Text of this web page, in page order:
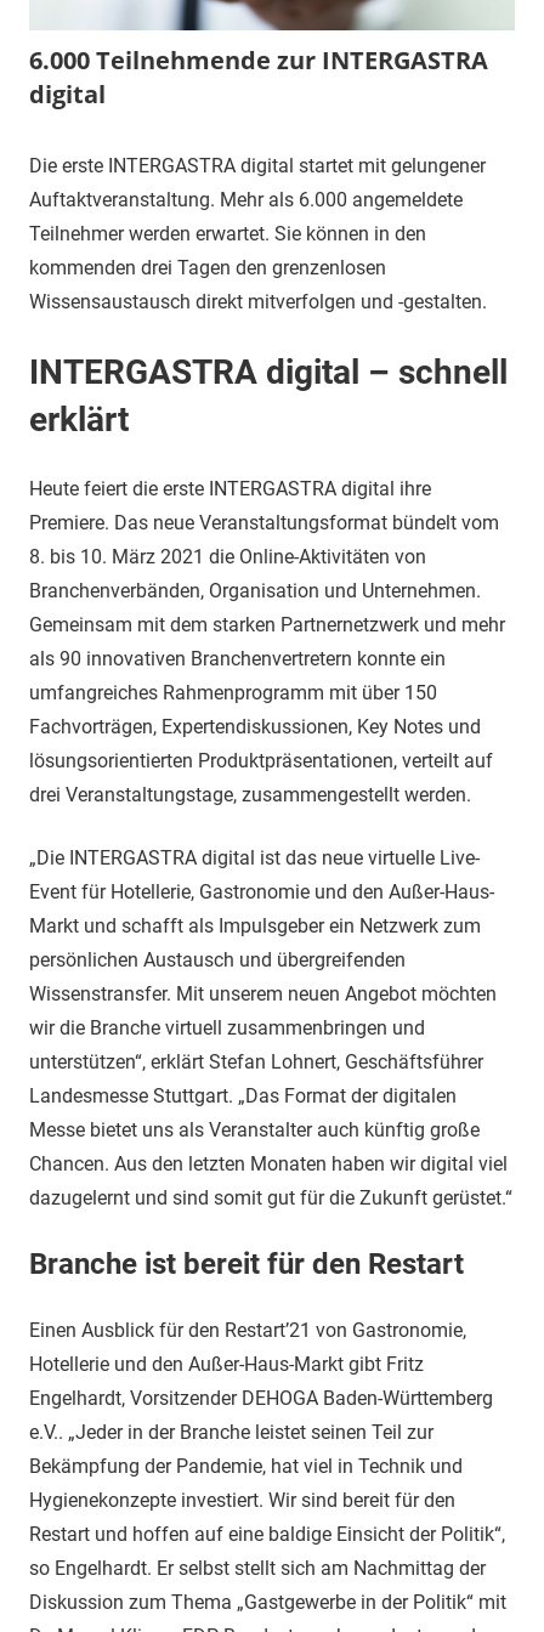
6.000 Teilnehmende zur INTERGASTRA
digital
15.
März
2021
Carina
Pressemitteilungen,
Referenzprojekte
Die erste INTERGASTRA digital startet mit gelungener
Auftaktveranstaltung. Mehr als 6.000 angemeldete
Teilnehmer werden erwartet. Sie können in den
kommenden drei Tagen den grenzenlosen
Wissensaustausch direkt mitverfolgen und -gestalten.
INTERGASTRA digital – schnell
erklärt
Heute feiert die erste INTERGASTRA digital ihre
Premiere. Das neue Veranstaltungsformat bündelt vom
8. bis 10. März 2021 die Online-Aktivitäten von
Branchenverbänden, Organisation und Unternehmen.
Gemeinsam mit dem starken Partnernetzwerk und mehr
als 90 innovativen Branchenvertretern konnte ein
umfangreiches Rahmenprogramm mit über 150
Fachvorträgen, Expertendiskussionen, Key Notes und
lösungsorientierten Produktpräsentationen, verteilt auf
drei Veranstaltungstage, zusammengestellt werden.
„Die INTERGASTRA digital ist das neue virtuelle Live-
Event für Hotellerie, Gastronomie und den Außer-Haus-
Markt und schafft als Impulsgeber ein Netzwerk zum
persönlichen Austausch und übergreifenden
Wissenstransfer. Mit unserem neuen Angebot möchten
wir die Branche virtuell zusammenbringen und
unterstützen“, erklärt Stefan Lohnert, Geschäftsführer
Landesmesse Stuttgart. „Das Format der digitalen
Messe bietet uns als Veranstalter auch künftig große
Chancen. Aus den letzten Monaten haben wir digital viel
dazugelernt und sind somit gut für die Zukunft gerüstet.“
Branche ist bereit für den Restart
Einen Ausblick für den Restart’21 von Gastronomie,
Hotellerie und den Außer-Haus-Markt gibt Fritz
Engelhardt, Vorsitzender DEHOGA Baden-Württemberg
e.V.. „Jeder in der Branche leistet seinen Teil zur
Bekämpfung der Pandemie, hat viel in Technik und
Hygienekonzepte investiert. Wir sind bereit für den
Restart und hoffen auf eine baldige Einsicht der Politik“,
so Engelhardt. Er selbst stellt sich am Nachmittag der
Diskussion zum Thema „Gastgewerbe in der Politik“ mit